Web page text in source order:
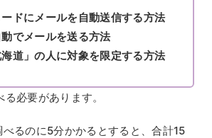
ドにメールを自動送信する方法
でメールを送る方法
道」の人に対象を限定する方法
必要があります。
るのに5分かかるとすると、合計15